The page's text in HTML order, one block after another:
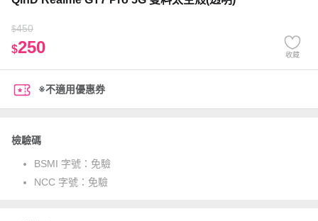
$450
$250 收藏
※不適用優惠券
檢驗碼
BSMI 字號： 免驗
NCC 字號： 免驗